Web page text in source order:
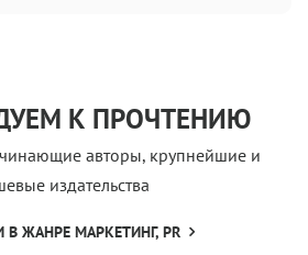
К ПРОЧТЕНИЮ
авторы, крупнейшие и
издательства
В ЖАНРЕ МАРКЕТИНГ, PR